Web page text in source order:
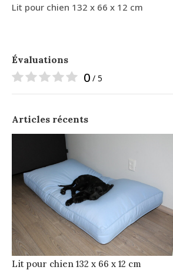
Lit pour chien 132 x 66 x 12 cm
Évaluations
0 / 5
Articles récents
Lit pour chien 132 x 66 x 12 cm